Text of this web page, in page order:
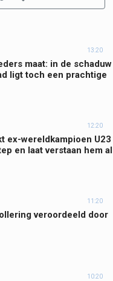
13:20
maat: in de schaduw
ligt toch een prachtige
12:20
ex-wereldkampioen U23
en laat verstaan hem al
11:20
veroordeeld door
10:20